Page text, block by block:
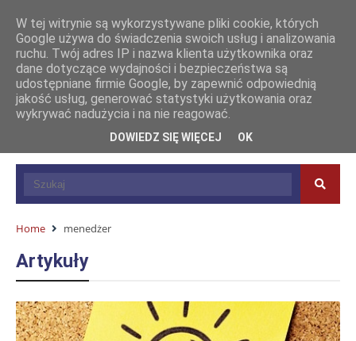
Home menedżer
Artykuły
W tej witrynie są wykorzystywane pliki cookie, których
Google używa do świadczenia swoich usług i analizowania
ruchu. Twój adres IP i nazwa klienta użytkownika oraz
dane dotyczące wydajności i bezpieczeństwa są
udostępniane firmie Google, by zapewnić odpowiednią
jakość usług, generować statystyki użytkowania oraz
wykrywać nadużycia i na nie reagować.
DOWIEDZ SIĘ WIĘCEJ OK